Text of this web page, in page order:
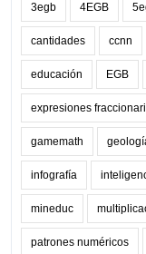
3egb 4EGB
cantidades ccnn
educación EGB
expresiones
gamemath
infografía
mineduc
patrones numéricos